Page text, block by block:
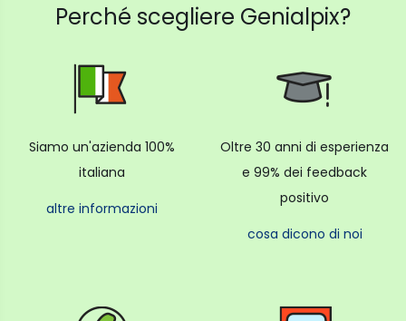
Perché scegliere Genialpix?
Siamo un'azienda 100%
italiana
altre informazioni
Oltre 30 anni di esperienza
e 99% dei feedback
positivo
cosa dicono di noi